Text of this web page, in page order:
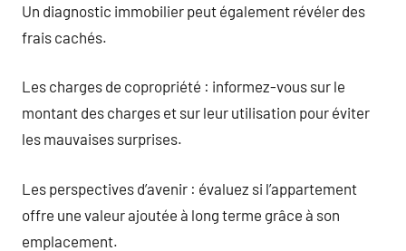
Un diagnostic immobilier peut également révéler des
frais cachés.
Les charges de copropriété : informez-vous sur le
montant des charges et sur leur utilisation pour éviter
les mauvaises surprises.
Les perspectives d’avenir : évaluez si l’appartement
offre une valeur ajoutée à long terme grâce à son
emplacement.